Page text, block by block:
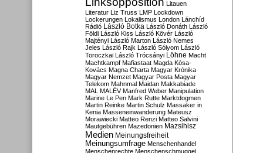
Litauen
Literatur Liz Truss LMP Lockdown
Lockerungen Lokalismus London Lánchíd
Rádió
László Botka László Donáth László
Földi László Kiss László Kövér László
Majtényi László Marton László Nemes
Jeles László Rajk László Sólyom László
Toroczkai László Trócsányi Löhne Macht
Machtkampf Mafiastaat Magda Kósa-
Kovács Magna Charta Magyar Krónika
Magyar Nemzet Magyar Posta Magyar
Telekom Mahnmal Maidan Makkabiade
MAL MALÉV Manfred Weber Manipulation
Marine Le Pen Mark Rutte Marktdogmen
Martin Reinke Martin Schulz Massaker in
Kenia Masseneinwanderung Mateusz
Morawiecki Matteo Renzi Matteo Salvini
Mautgebühren Mazedonien Mazsihisz
Medien Meinungsfreiheit
Meinungsumfrage Menschenhandel
Menschenrechte Menschenschmuggel